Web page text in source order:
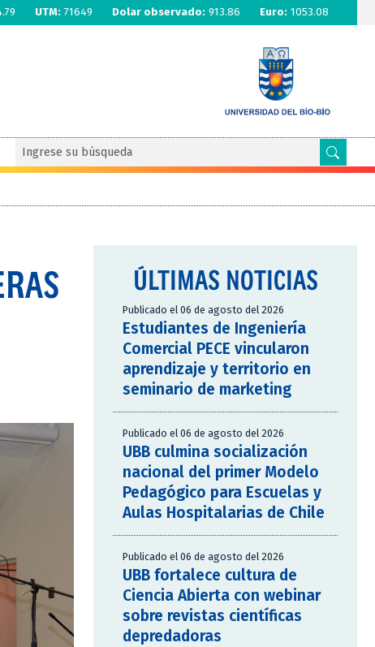
UTM: 71649 Dolar observado: 913.86 Euro: 1053.08
ÚLTIMAS NOTICIAS
Publicado el 06 de agosto del 2026
Estudiantes de Ingeniería
Comercial PECE vincularon
aprendizaje y territorio en
seminario de marketing
Publicado el 06 de agosto del 2026
UBB culmina socialización
nacional del primer Modelo
Pedagógico para Escuelas y
Aulas Hospitalarias de Chile
Publicado el 06 de agosto del 2026
UBB fortalece cultura de
Ciencia Abierta con webinar
sobre revistas científicas
depredadoras